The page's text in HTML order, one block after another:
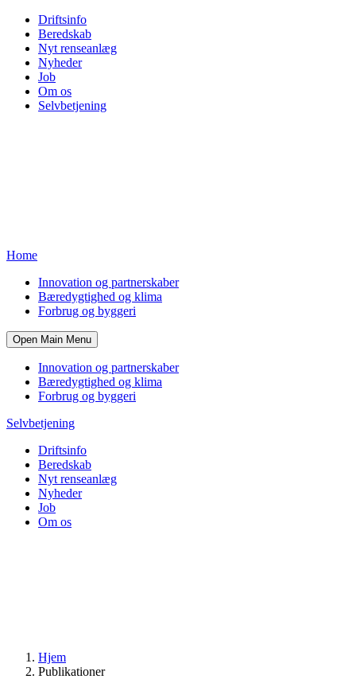
Driftsinfo
Beredskab
Nyt renseanlæg
Nyheder
Job
Om os
Selvbetjening
Home
Innovation og partnerskaber
Bæredygtighed og klima
Forbrug og byggeri
Open Main Menu
Innovation og partnerskaber
Bæredygtighed og klima
Forbrug og byggeri
Selvbetjening
Driftsinfo
Beredskab
Nyt renseanlæg
Nyheder
Job
Om os
Hjem
Publikationer